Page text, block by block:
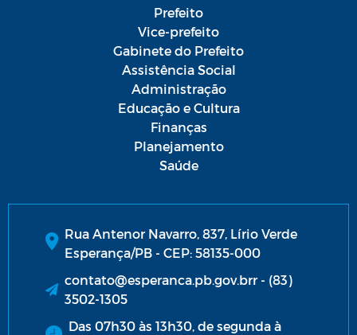
Prefeito
Vice-prefeito
Gabinete do Prefeito
Assistência Social
Administração
Educação e Cultura
Finanças
Planejamento
Saúde
Rua Antenor Navarro, 837, Lírio Verde
Esperança/PB - CEP: 58135-000
contato@esperanca.pb.gov.brr - (83)
3502-1305
Das 07h30 às 13h30, de segunda à